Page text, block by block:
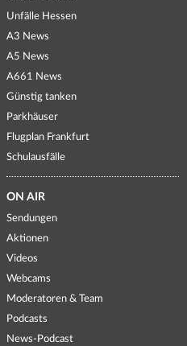
Unfälle Hessen
A3 News
A5 News
A661 News
Günstig tanken
Parkhäuser
Flugplan Frankfurt
Schulausfälle
ON AIR
Sendungen
Aktionen
Videos
Webcams
Moderatoren & Team
Podcasts
News-Podcast